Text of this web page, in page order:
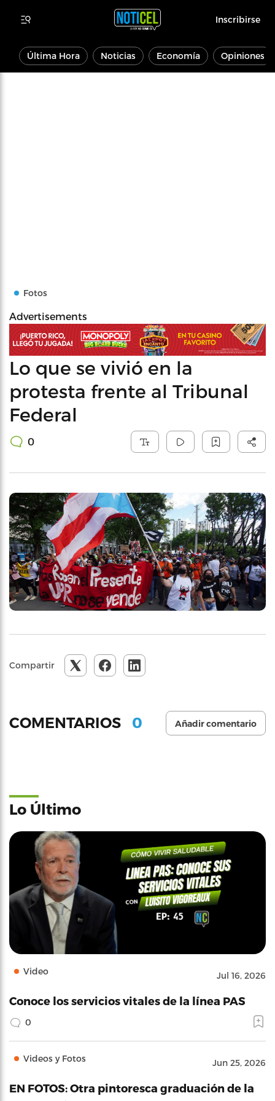
Inscribirse
Última Hora Noticias Economía Opiniones
Fotos
Advertisements
Lo que se vivió en la
protesta frente al Tribunal
Federal
0
Compartir
COMENTARIOS 0 Añadir comentario
Lo Último
Video Jul 16, 2026
Conoce los servicios vitales de la línea PAS
0
Videos y Fotos Jun 25, 2026
EN FOTOS: Otra pintoresca graduación de la